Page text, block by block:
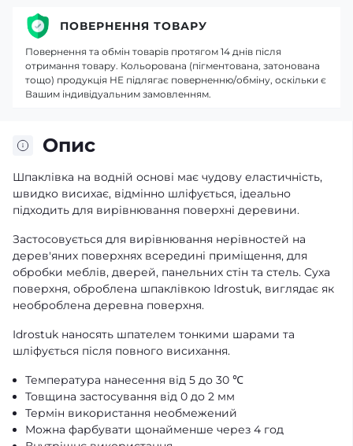
Опис
Шпаклівка на водній основі має чудову еластичність,
швидко висихає, відмінно шліфується, ідеально
підходить для вирівнювання поверхні деревини.
Застосовується для вирівнювання нерівностей на
дерев'яних поверхнях всередині приміщення, для
обробки меблів, дверей, панельних стін та стель. Суха
поверхня, оброблена шпаклівкою Idrostuk, виглядає як
необроблена деревна поверхня.
Idrostuk наносять шпателем тонкими шарами та
шліфується після повного висихання.
Температура нанесення від 5 до 30 ℃
Товщина застосування від 0 до 2 мм
Термін використання необмежений
Можна фарбувати щонайменше через 4 год
ПОВЕРНЕННЯ ТОВАРУ
Повернення та обмін товарів протягом 14 днів після
отримання товару. Кольорована (пігментована, затонована
тощо) продукція НЕ підлягає поверненню/обміну, оскільки є
Вашим індивідуальним замовленням.